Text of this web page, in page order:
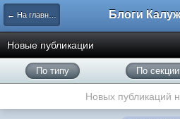
← На главную
Новые публикации
По типу По секции
Новых публикаций